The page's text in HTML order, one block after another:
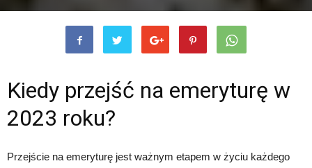
Kiedy przejść na emeryturę w
2023 roku?
Przejście na emeryturę jest ważnym etapem w życiu każdego